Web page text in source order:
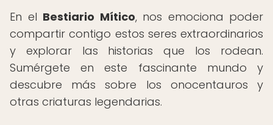
En el Bestiario Mítico, nos emociona poder
compartir contigo estos seres extraordinarios
y explorar las historias que los rodean.
Sumérgete en este fascinante mundo y
descubre más sobre los onocentauros y
otras criaturas legendarias.